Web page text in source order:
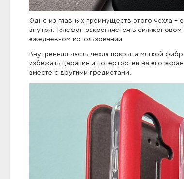
Одно из главных преимуществ этого чехла -
внутри. Телефон закрепляется в
ежедневном использовании.
Внутренняя часть чехла покрыта мягкой
избежать царапин и потертостей на его
вместе с другими предметами.